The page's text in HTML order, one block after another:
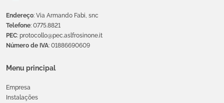
Endereço: Via Armando Fabi, snc
Telefone: 0775.8821
PEC: protocollo@pec.aslfrosinone.it
Número de IVA: 01886690609
Menu principal
Empresa
Instalações